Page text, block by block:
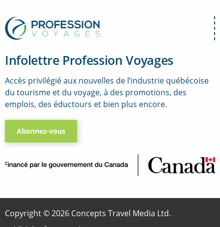
Infolettre Profession Voyages
Accès privilégié aux nouvelles de l’industrie québécoise
du tourisme et du voyage, à des promotions, des
emplois, des éductours et bien plus encore.
Abonnez-vous
Copyright © 2026 Concepts Travel Media Ltd.